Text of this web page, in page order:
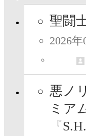
聖闘
2026
悪ノ
ミア
『